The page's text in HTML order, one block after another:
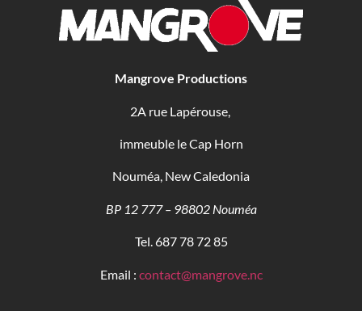
Mangrove Productions
2A rue Lapérouse,
immeuble le Cap Horn
Nouméa, New Caledonia
BP 12 777 – 98802 Nouméa
Tel. 687 78 72 85
Email : contact@mangrove.nc